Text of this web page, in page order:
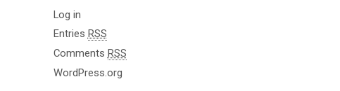
Log in
Entries RSS
Comments RSS
WordPress.org